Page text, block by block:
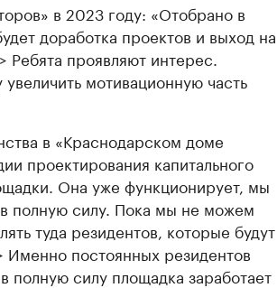
в 2023 году: «Отобрано в
доработка проектов и выход на
проявляют интерес.
мотивационную часть
в «Краснодарском доме
проектирования капитального
Она уже функционирует, мы
полную силу. Пока мы не можем
туда резидентов, которые будут
постоянных резидентов
полную силу площадка заработает